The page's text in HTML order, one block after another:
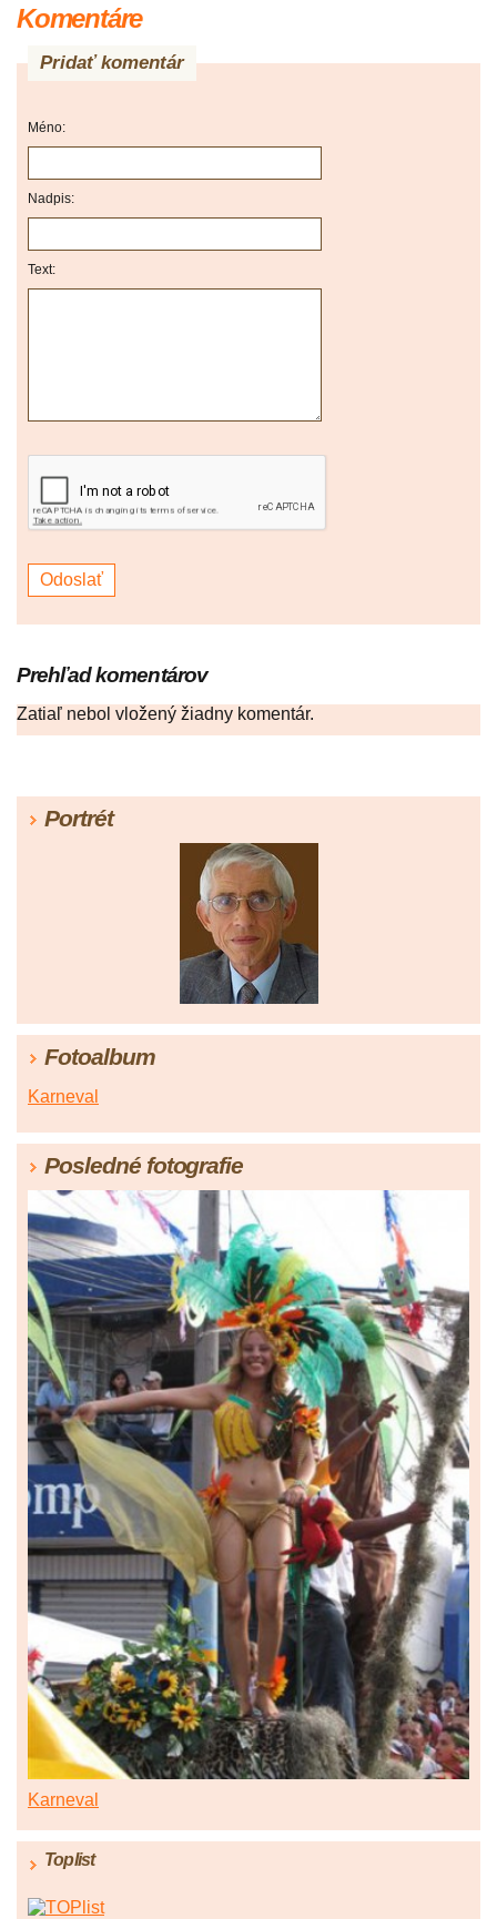
Komentáre
Pridať komentár
Méno:
Nadpis:
Text:
Prehľad komentárov
Zatiaľ nebol vložený žiadny komentár.
Portrét
Fotoalbum
Karneval
Posledné fotografie
Karneval
Toplist